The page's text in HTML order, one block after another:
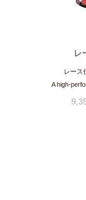
レ
レース
A high-